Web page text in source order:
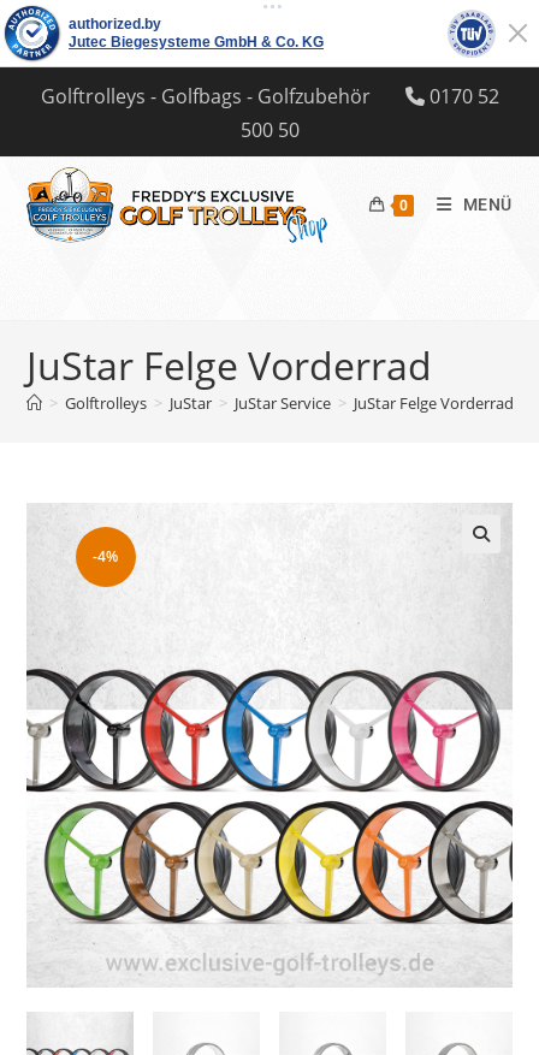
InhaltGolftrolleys - Golfbags - Golfzubehör
0170 52
500 50
0 MENÜ
JuStar Felge Vorderrad
> Golftrolleys > JuStar > JuStar Service > JuStar Felge Vorderrad
-4%